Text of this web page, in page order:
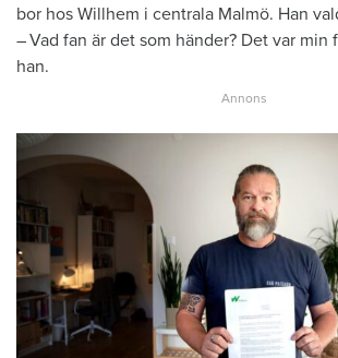
bor hos Willhem i centrala Malmö. Han
– Vad fan är det som händer? Det var min
han.